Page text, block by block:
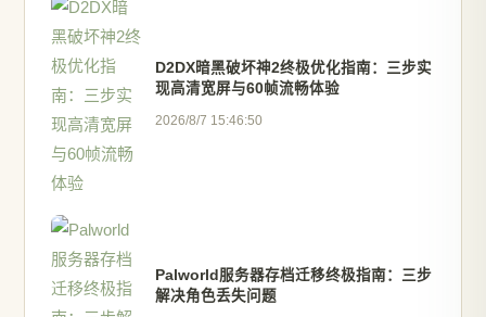
D2DX暗黑破坏神2终极优化指南：三步实
现高清宽屏与60帧流畅体验
2026/8/7 15:46:50
Palworld服务器存档迁移终极指南：三步
解决角色丢失问题